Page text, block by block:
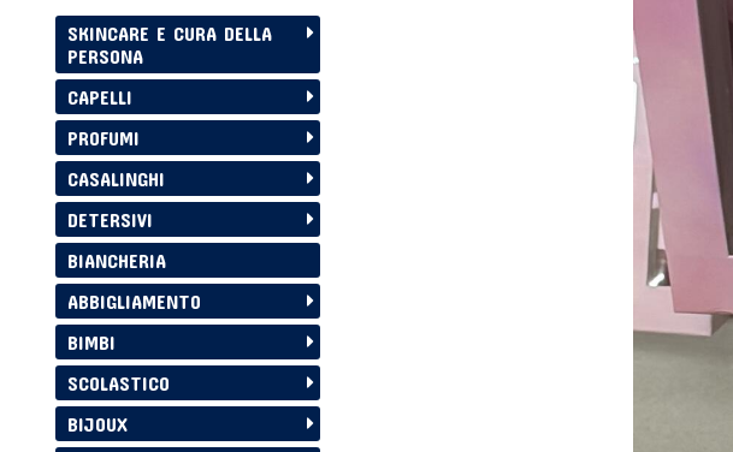
SKINCARE E CURA DELLA
PERSONA
CAPELLI
PROFUMI
CASALINGHI
DETERSIVI
BIANCHERIA
ABBIGLIAMENTO
BIMBI
SCOLASTICO
BIJOUX